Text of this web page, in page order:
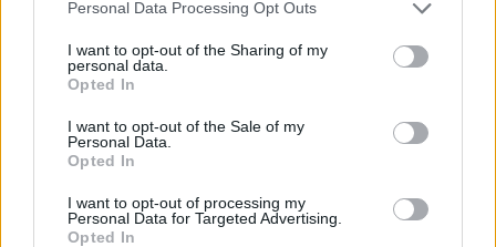
Personal Data Processing Opt Outs
I want to opt-out of the Sharing of my
personal data.
Opted In
I want to opt-out of the Sale of my
Personal Data.
Opted In
I want to opt-out of processing my
Personal Data for Targeted Advertising.
Opted In
Kurmanci1993
Bug Q7 Set Buff
Dejavu
Zirkelmagier solo gegen Bosse
KOs
Antworten:
Astireloth
Antworten: 8 29 August 2021